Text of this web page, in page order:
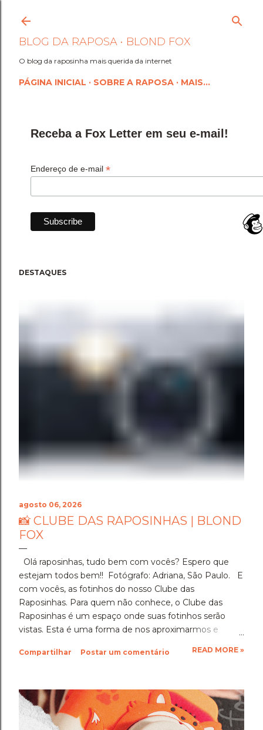
Pular para o conteúdo
BLOG DA RAPOSA • BLOND FOX
O blog da raposinha mais querida da internet
PÁGINA INICIAL SOBRE A RAPOSA MAIS…
Receba a Fox Letter em seu e-mail!
Endereço de e-mail *
DESTAQUES
agosto 06, 2026
📸 CLUBE DAS RAPOSINHAS | BLOND
FOX
Olá raposinhas, tudo bem com vocês? Espero que
estejam todos bem!! Fotógrafo: Adriana, São Paulo. E
com vocês, as fotinhos do nosso Clube das
Raposinhas. Para quem não conhece, o Clube das
Raposinhas é um espaço onde suas fotinhos serão
vistas. Esta é uma forma de nos aproximarmos e
basta enviar suas fotinhos para o nosso e-mail
onde você é, e se preferir, contar um pouquinho sobre
suas fotinhos. Fique a vontade! Ficarei muito feliz de
recebê-las. Eu espero as suas obras de arte, ein?!
Compartilhar Postar um comentário READ MORE »